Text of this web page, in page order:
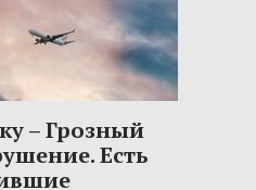
– Грозный
Есть